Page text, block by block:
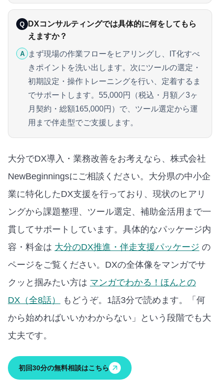
Q
DXコンサルティングでは具体的に何をしてもら
えますか？
A
まず現場の作業フローをヒアリングし、IT化すべ
きポイントを洗い出します。次にツールの選定・
初期設定・操作トレーニングを行い、定着するま
でサポートします。55,000円（税込・月額／3ヶ
月契約・総額165,000円）で、ツール選定から運
用まで伴走型でご支援します。
大分でDX導入・業務改善をお考えなら、株式会社
NewBeginningsにご相談ください。大分県の中小企
業に特化したDX支援を行っており、現状のヒアリ
ングから課題整理、ツール選定、補助金活用まで一
貫してサポートしています。 具体的なパッケージ内
容・料金は 大分のDX推進・伴走支援パッケージ の
ページをご覧ください。 DXの全体像をマンガでサ
クッと掴みたい方は マンガでわかる！ほんとの
DX（全8話）
もどうぞ。1話3分で読めます。
「何
から始めればいいかわからない」という段階でも大
丈夫です。
初回30分の無料相談はこちら